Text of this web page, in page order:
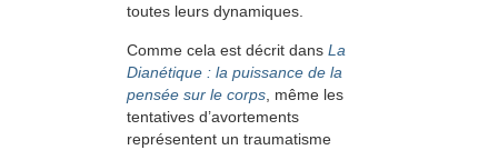
toutes leurs dynamiques.
Comme cela est décrit dans La
Dianétique : la puissance de la
pensée sur le corps , même les
tentatives d’avortements
représentent un traumatisme